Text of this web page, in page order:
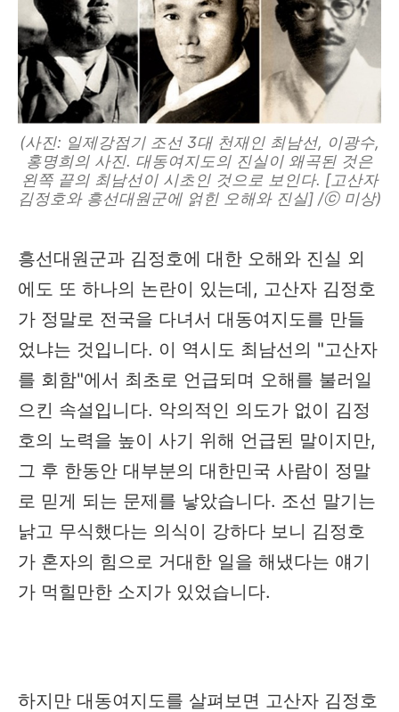
(사진: 일제강점기 조선 3대 천재인 최남선, 이광수,
홍명희의 사진. 대동여지도의 진실이 왜곡된 것은
왼쪽 끝의 최남선이 시초인 것으로 보인다. [고산자
김정호와 흥선대원군에 얽힌 오해와 진실] /ⓒ 미상)
흥선대원군과 김정호에 대한 오해와 진실 외
에도 또 하나의 논란이 있는데, 고산자 김정호
가 정말로 전국을 다녀서 대동여지도를 만들
었냐는 것입니다. 이 역시도 최남선의 "고산자
를 회함"에서 최초로 언급되며 오해를 불러일
으킨 속설입니다. 악의적인 의도가 없이 김정
호의 노력을 높이 사기 위해 언급된 말이지만,
그 후 한동안 대부분의 대한민국 사람이 정말
로 믿게 되는 문제를 낳았습니다. 조선 말기는
낡고 무식했다는 의식이 강하다 보니 김정호
가 혼자의 힘으로 거대한 일을 해냈다는 얘기
가 먹힐만한 소지가 있었습니다.
하지만 대동여지도를 살펴보면 고산자 김정호